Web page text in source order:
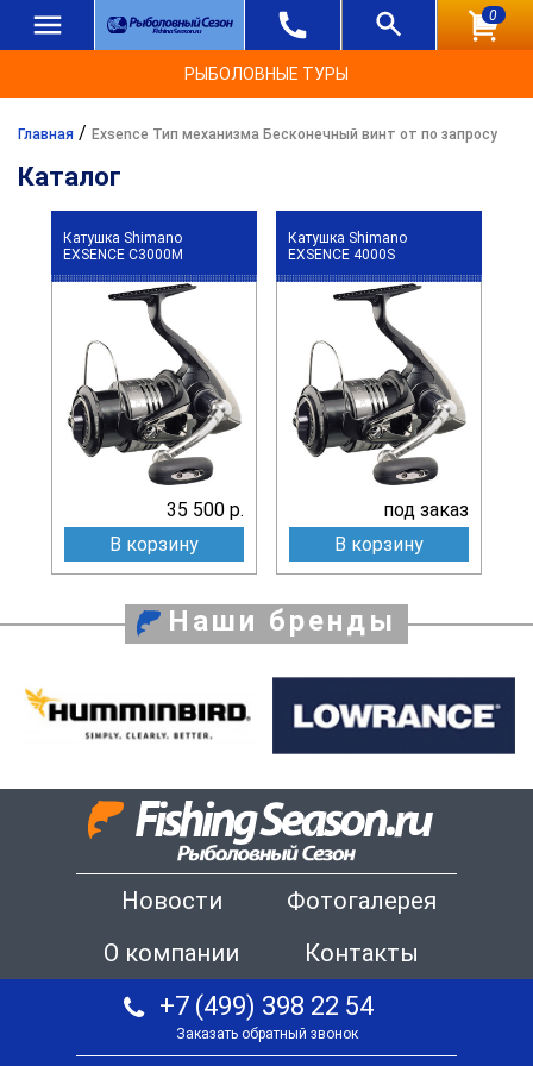
0
РЫБОЛОВНЫЕ ТУРЫ
Главная / Exsence Тип механизма Бесконечный винт от по запросу
Каталог
Катушка Shimano
EXSENCE C3000M
35 500 р.
В корзину
Катушка Shimano
EXSENCE 4000S
под заказ
В корзину
Наши бренды
Новости
Фотогалерея
О компании
Контакты
+7 (499) 398 22 54
Заказать обратный звонок